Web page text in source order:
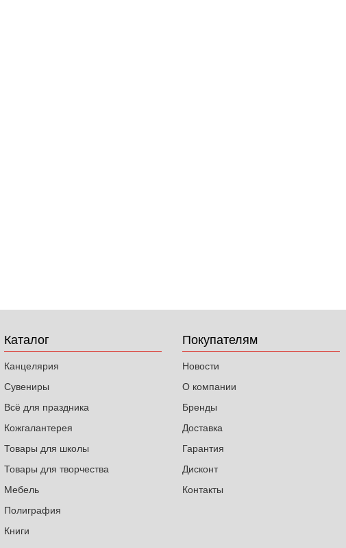
Каталог
Канцелярия
Сувениры
Всё для праздника
Кожгалантерея
Товары для школы
Товары для творчества
Мебель
Полиграфия
Книги
Покупателям
Новости
О компании
Бренды
Доставка
Гарантия
Дисконт
Контакты